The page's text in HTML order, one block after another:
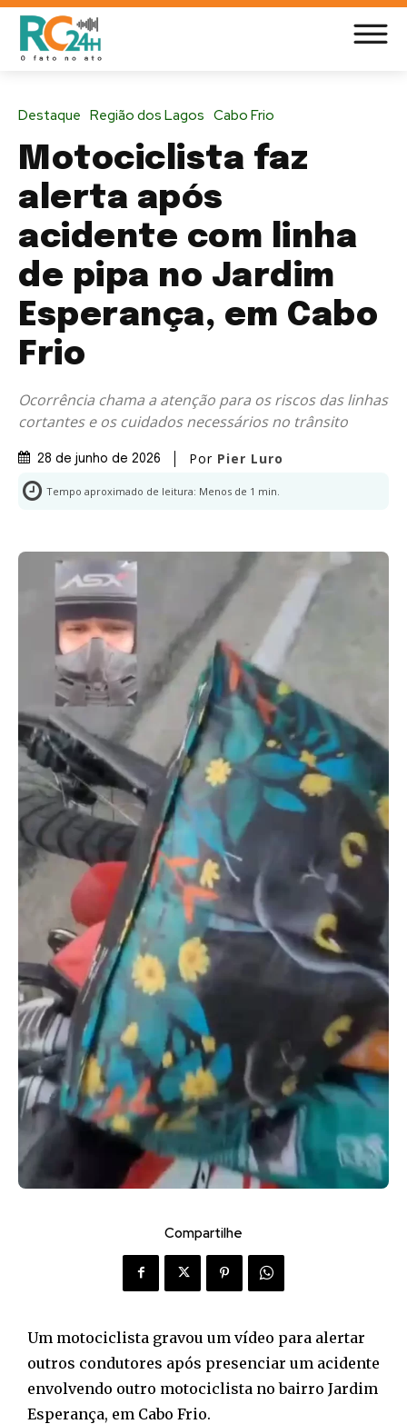
Destaque Região dos Lagos Cabo Frio
Motociclista faz
alerta após
acidente com linha
de pipa no Jardim
Esperança, em Cabo
Frio
Ocorrência chama a atenção para os riscos das linhas
cortantes e os cuidados necessários no trânsito
28 de junho de 2026 Por Pier Luro
Tempo aproximado de leitura: Menos de 1 min.
Compartilhe
Um motociclista gravou um vídeo para alertar
outros condutores após presenciar um acidente
envolvendo outro motociclista no bairro Jardim
Esperança, em Cabo Frio.